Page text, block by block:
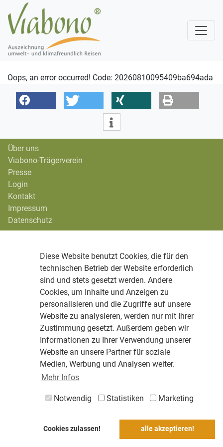
Diese Website benutzt Cookies, die für den
technischen Betrieb der Website erforderlich
sind und stets gesetzt werden. Andere
Cookies, um Inhalte und Anzeigen zu
personalisieren und die Zugriffe auf unsere
Website zu analysieren, werden nur mit Ihrer
Zustimmung gesetzt. Außerdem geben wir
Informationen zu Ihrer Verwendung unserer
Website an unsere Partner für soziale
Medien, Werbung und Analysen weiter.
Mehr Infos
Notwendig Statistiken Marketing
Cookies zulassen! alle akzeptieren!
Oops, an error occurred! Code: 20260810095409ba694ada
Über uns
Viabono-Trägerverein
Presse
Login
Kontakt
Impressum
Datenschutz